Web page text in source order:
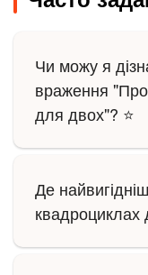
Чи можу я
враження
для двох"? ⭐
Де
квадроциклах